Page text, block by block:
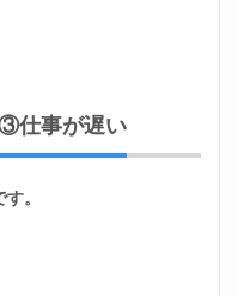
仕事が遅い
。